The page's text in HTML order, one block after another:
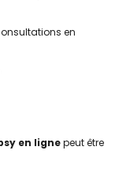
en
en lignepeut être